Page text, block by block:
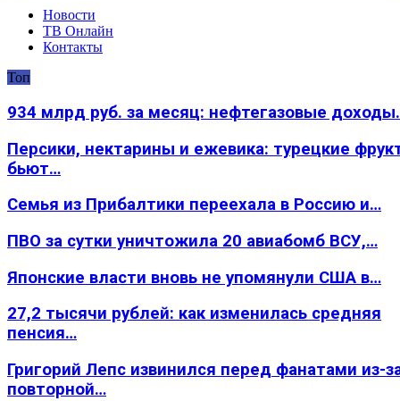
Новости
ТВ Онлайн
Контакты
Топ
934 млрд руб. за месяц: нефтегазовые
Персики, нектарины и ежевика: турецкие
бьют…
Семья из Прибалтики переехала в Россию и…
ПВО за сутки уничтожила 20 авиабомб ВСУ,…
Японские власти вновь не упомянули США в…
27,2 тысячи рублей: как изменилась средняя
пенсия…
Григорий Лепс извинился перед фанатами из-
повторной…